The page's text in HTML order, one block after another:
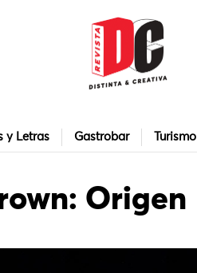
y Letras Gastrobar Turismo
Origen